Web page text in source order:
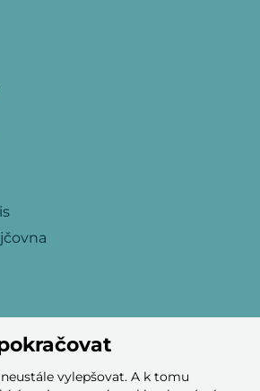
tyto platební karty
vylepšovat. A k tomu